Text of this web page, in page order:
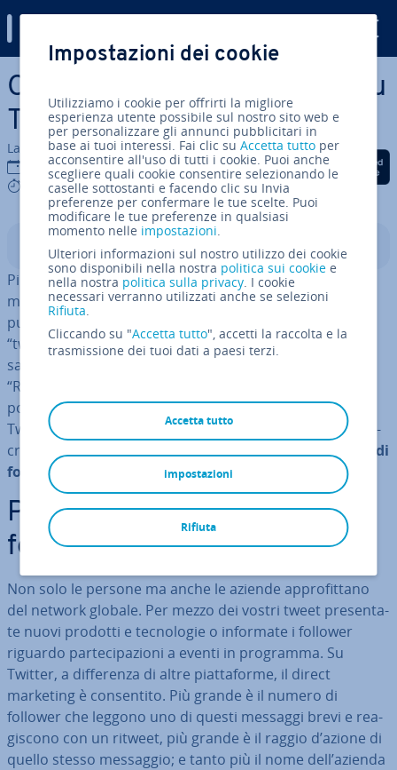
Vai al contenuto prin­ci­pa­le
Come aumentare i follower su
Twitter
La redazione di IONOS
02 giu 2016
6 mins
Condividi via Facebook
Condividi via Twitter
Condividi via
Indice
Più di 320 milioni di utenti usano Twitter, il servizio di
mes­sag­gi­sti­ca breve. Chi si registra ha la pos­si­bi­li­tà di
pub­bli­ca­re piccoli ag­gior­na­men­ti di stato, i co­sid­det­ti
“tweet”, lunghi al massimo 140 caratteri, che gli in­te­res­
sa­ti poi leggono e a cui possono replicare sce­glien­do
“Ritwitta”. Numerose persone pubbliche come artisti,
politici e sportivi hanno ri­co­no­sciu­to il po­ten­zia­le di
Twitter già da molto tempo e co­mu­ni­ca­no tramite il “mi­
cro­blog­ging” con i loro fan. Molti di loro hannomilioni di
follower
Perché conviene avere tanti
follower su Twitter
Non solo le persone ma anche le aziende ap­pro­fit­ta­no
del network globale. Per mezzo dei vostri tweet pre­sen­ta­
te nuovi prodotti e tec­no­lo­gie o informate i follower
riguardo par­te­ci­pa­zio­ni a eventi in programma. Su
Twitter, a dif­fe­ren­za di altre piat­ta­for­me, il direct
marketing è con­sen­ti­to. Più grande è il numero di
follower che leggono uno di questi messaggi brevi e rea­
gi­sco­no con un ritweet, più grande è il raggio d’azione di
quello stesso messaggio; e tanto più il nome dell’azienda
Impostazioni dei cookie
Utilizziamo i cookie per offrirti la migliore
esperienza utente possibile sul nostro sito web e
per personalizzare gli annunci pubblicitari in
base ai tuoi interessi. Fai clic suAccetta tutto per
acconsentire all'uso di tutti i cookie. Puoi anche
scegliere quali cookie consentire selezionando le
caselle sottostanti e facendo clic su Invia
preferenze per confermare le tue scelte. Puoi
modificare le tue preferenze in qualsiasi
momento nelle impostazioni.
Ulteriori informazioni sul nostro utilizzo dei cookie
sono disponibili nella nostra politica sui cookie e
nella nostra politica sulla privacy. I cookie
necessari verranno utilizzati anche se selezioni
Rifiuta.
Cliccando su "Accetta tutto", accetti la raccolta e la
trasmissione dei tuoi dati a paesi terzi.
Accetta tutto
Rifiuta
impostazioni